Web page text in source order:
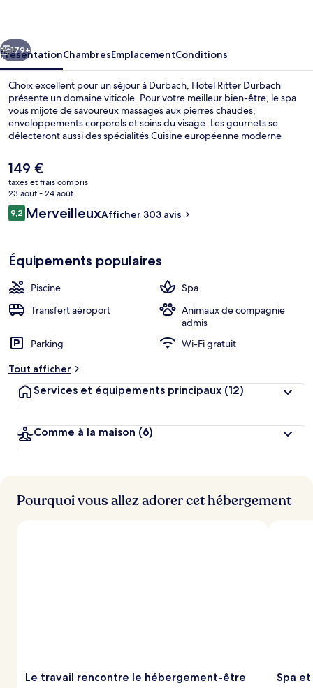
Suivant
179+
PrésentationChambresEmplacementConditions
Choix excellent pour un séjour à Durbach, Hotel Ritter Durbach
présente un domaine viticole. Pour votre meilleur bien-être, le spa
vous mijote de savoureux massages aux pierres chaudes,
enveloppements corporels et soins du visage. Les gournets se
délecteront aussi des spécialités Cuisine européenne moderne
dîner. Parmi les autres avantages de cet hôtel de luxe, on trouve une
piscine couverte, un bar / salon et une salle de fitness, l'idéal pour
des vacances sans soucis.
Le
prix
actuel
est
de
149 €
taxes et frais compris
23 août - 24 août
Avis
voyageurs
9,29,2 sur 10
MerveilleuxAfficher 303 avis
Équipements populaires
Piscine
Spa
Transfert aéroport
Animaux de compagnie
admis
Parking
Wi-Fi gratuit
Tout afficher
Services et équipements principaux (12)
Comme à la maison (6)
Pourquoi vous allez adorer cet hébergement
Le travail rencontre le hébergement-être Spa